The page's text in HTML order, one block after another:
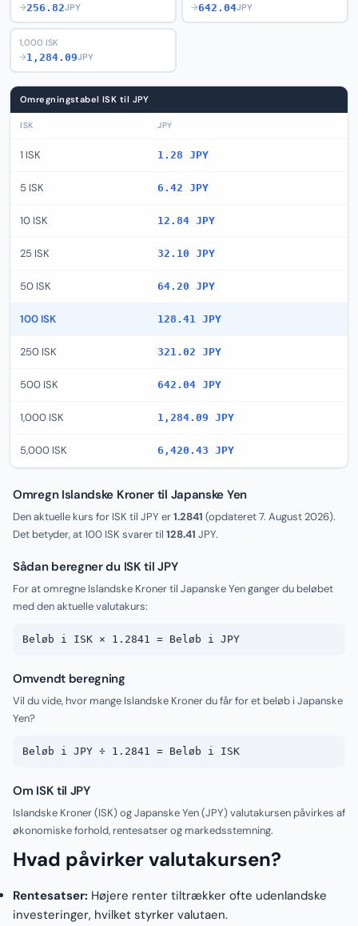
→256.82JPY
→642.04JPY
1,000 ISK
→1,284.09JPY
Omregningstabel ISK til JPY
ISK JPY
1 ISK 1.28 JPY
5 ISK 6.42 JPY
10 ISK 12.84 JPY
25 ISK 32.10 JPY
50 ISK 64.20 JPY
100 ISK 128.41 JPY
250 ISK 321.02 JPY
500 ISK 642.04 JPY
1,000 ISK 1,284.09 JPY
5,000 ISK 6,420.43 JPY
Omregn Islandske Kroner til Japanske Yen
Den aktuelle kurs for ISK til JPY er1.2841 (opdateret7. August 2026).
Det betyder, at 100 ISK svarer til 128.41 JPY.
Sådan beregner du ISK til JPY
For at omregne Islandske Kroner til Japanske Yen ganger du beløbet
med den aktuelle valutakurs:
Beløb i ISK × 1.2841 = Beløb i JPY
Omvendt beregning
Vil du vide, hvor mange Islandske Kroner du får for et beløb i Japanske
Yen?
Beløb i JPY ÷ 1.2841 = Beløb i ISK
Om ISK til JPY
Islandske Kroner (ISK) og Japanske Yen (JPY) valutakursen påvirkes af
økonomiske forhold, rentesatser og markedsstemning.
Hvad påvirker valutakursen?
Rentesatser: Højere renter tiltrækker ofte udenlandske
investeringer, hvilket styrker valutaen.